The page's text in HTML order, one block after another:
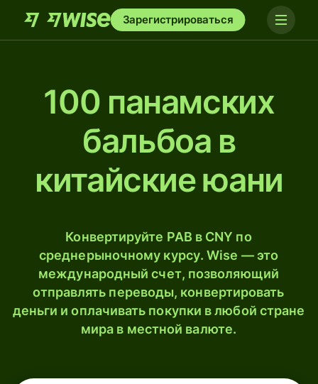
Зарегистрироваться
100 панамских
бальбоа в
китайские юани
Конвертируйте PAB в CNY по
среднерыночному курсу. Wise — это
международный счет, позволяющий
отправлять переводы, конвертировать
деньги и оплачивать покупки в любой стране
мира в местной валюте.